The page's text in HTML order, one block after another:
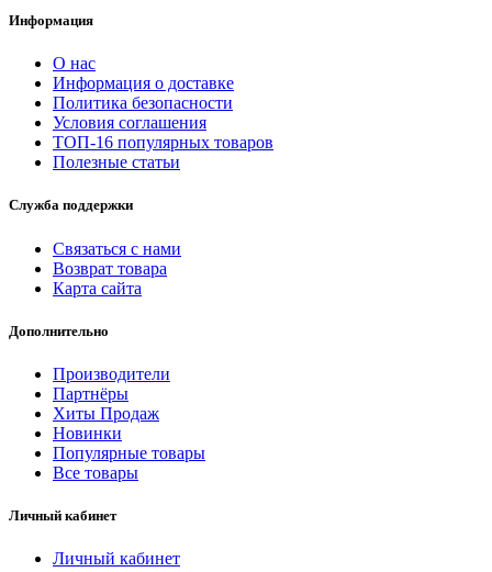
Информация
О нас
Информация о доставке
Политика безопасности
Условия соглашения
ТОП-16 популярных товаров
Полезные статьи
Служба поддержки
Связаться с нами
Возврат товара
Карта сайта
Дополнительно
Производители
Партнёры
Хиты Продаж
Новинки
Популярные товары
Все товары
Личный кабинет
Личный кабинет